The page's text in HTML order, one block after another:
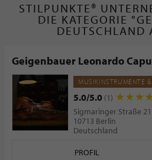
STILPUNKTE®
DIE KATEGORIE
DEUTSCHLAND
Geigenbauer Leonardo
MUSIKINSTRUMENTE
5.0/5.0 (1)
Sigmaringer Straße 21
10713 Berlin
Deutschland
PROFIL